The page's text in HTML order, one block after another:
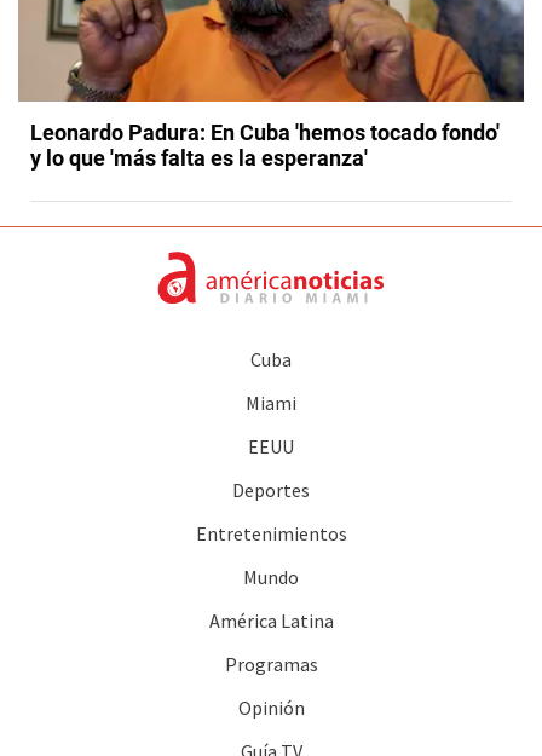
Leonardo Padura: En Cuba 'hemos tocado fondo'
y lo que 'más falta es la esperanza'
Cuba
Miami
EEUU
Deportes
Entretenimientos
Mundo
América Latina
Programas
Opinión